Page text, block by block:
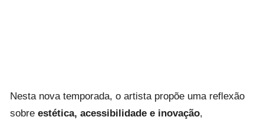
Nesta nova temporada, o artista propõe uma reflexão
sobre estética, acessibilidade e inovação,